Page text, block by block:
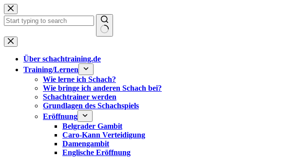
Zum
Inhalt
springen
Keine
Ergebnisse
Über schachtraining.de
Training/Lernen
Wie lerne ich Schach?
Wie bringe ich anderen Schach bei?
Schachtrainer werden
Grundlagen des Schachspiels
Eröffnung
Belgrader Gambit
Caro-Kann Verteidigung
Damengambit
Englische Eröffnung